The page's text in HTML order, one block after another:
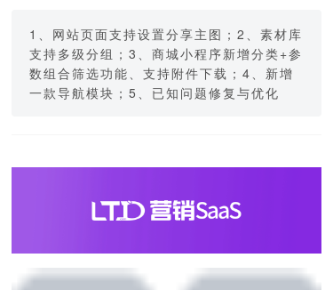
1、网站页面支持设置分享主图；2、素材库
支持多级分组；3、商城小程序新增分类+参
数组合筛选功能、支持附件下载；4、新增
一款导航模块；5、已知问题修复与优化